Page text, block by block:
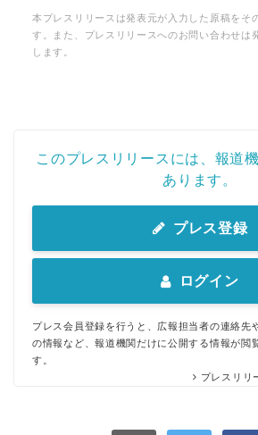
本プレスリリースは発表元が入力した原稿をそ
す。また、プレスリリースへのお問い合わせは
します。
このプレスリリースには、報道
あります。
プレス登録
ログイン
プレス会員登録を行うと、広報担当者の連絡先
の情報など、報道機関だけに公開する情報が閲
す。
プレスリリ